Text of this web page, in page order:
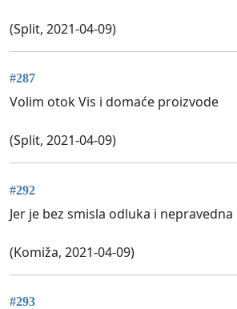
(Split, 2021-04-09)
#287
Volim otok Vis i domaće proizvode
(Split, 2021-04-09)
#292
Jer je bez smisla odluka i nepravedna
(Komiža, 2021-04-09)
#293